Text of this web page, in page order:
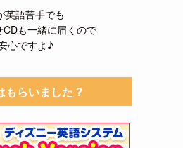
英語苦手でも
CDも一緒に届くので
心ですよ♪
もらいました？